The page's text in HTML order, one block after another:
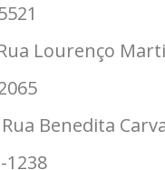
Lourenço
Rua Benedita
1238